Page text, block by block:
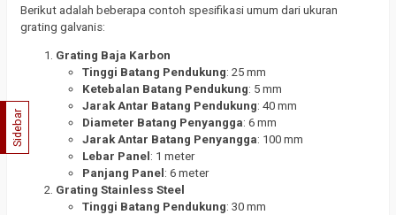
Berikut adalah beberapa contoh spesifikasi umum dari ukuran
grating galvanis:
Grating Baja Karbon
Tinggi Batang Pendukung: 25 mm
Ketebalan Batang Pendukung: 5 mm
Jarak Antar Batang Pendukung: 40 mm
Diameter Batang Penyangga: 6 mm
Jarak Antar Batang Penyangga: 100 mm
Lebar Panel : 1 meter
Panjang Panel : 6 meter
Grating Stainless Steel
Tinggi Batang Pendukung: 30 mm
Sidebar